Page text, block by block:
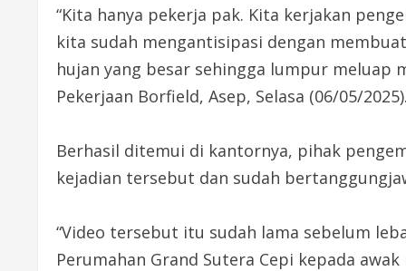
“Kita hanya pekerja pak. Kita kerjakan
kita sudah mengantisipasi dengan
hujan yang besar sehingga lumpur meluap
Pekerjaan Borfield, Asep, Selasa (06/05/2025).
Berhasil ditemui di kantornya, pihak
kejadian tersebut dan sudah
“Video tersebut itu sudah lama sebelum
Perumahan Grand Sutera Cepi kepada awak